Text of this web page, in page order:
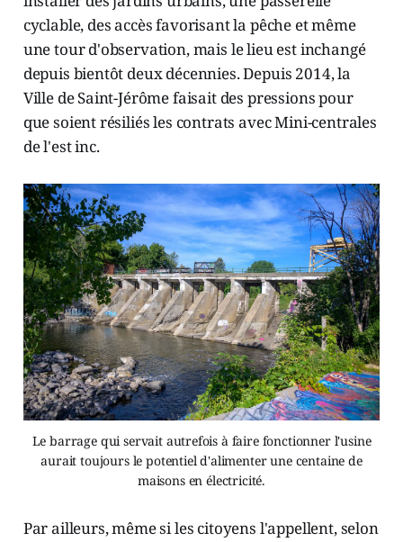
cyclable, des accès favorisant la pêche et même
une tour d'observation, mais le lieu est inchangé
depuis bientôt deux décennies. Depuis 2014, la
Ville de Saint-Jérôme faisait des pressions pour
que soient résiliés les contrats avec Mini-centrales
de l'est inc.
Le barrage qui servait autrefois à faire fonctionner l'usine
aurait toujours le potentiel d'alimenter une centaine de
maisons en électricité.
Par ailleurs, même si les citoyens l'appellent, selon